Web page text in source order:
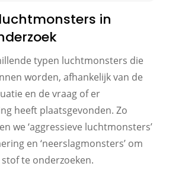
in
typen luchtmonsters die
worden, afhankelijk van de
en de vraag of er
heeft plaatsgevonden. Zo
we ‘aggressieve luchtmonsters’
en ‘neerslagmonsters’ om
te onderzoeken.